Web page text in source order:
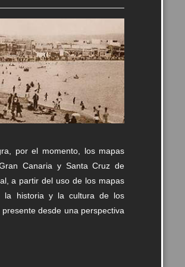
por el momento, los mapas
Canaria y Santa Cruz de
a partir del uso de los mapas
la historia y la cultura de los
desde una perspectiva